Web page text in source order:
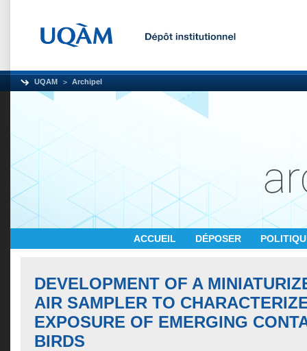
UQAM Archipel
ACCUEIL DÉPOSER
DEVELOPMENT OF A
AIR SAMPLER TO
EXPOSURE OF EMERGING
BIRDS